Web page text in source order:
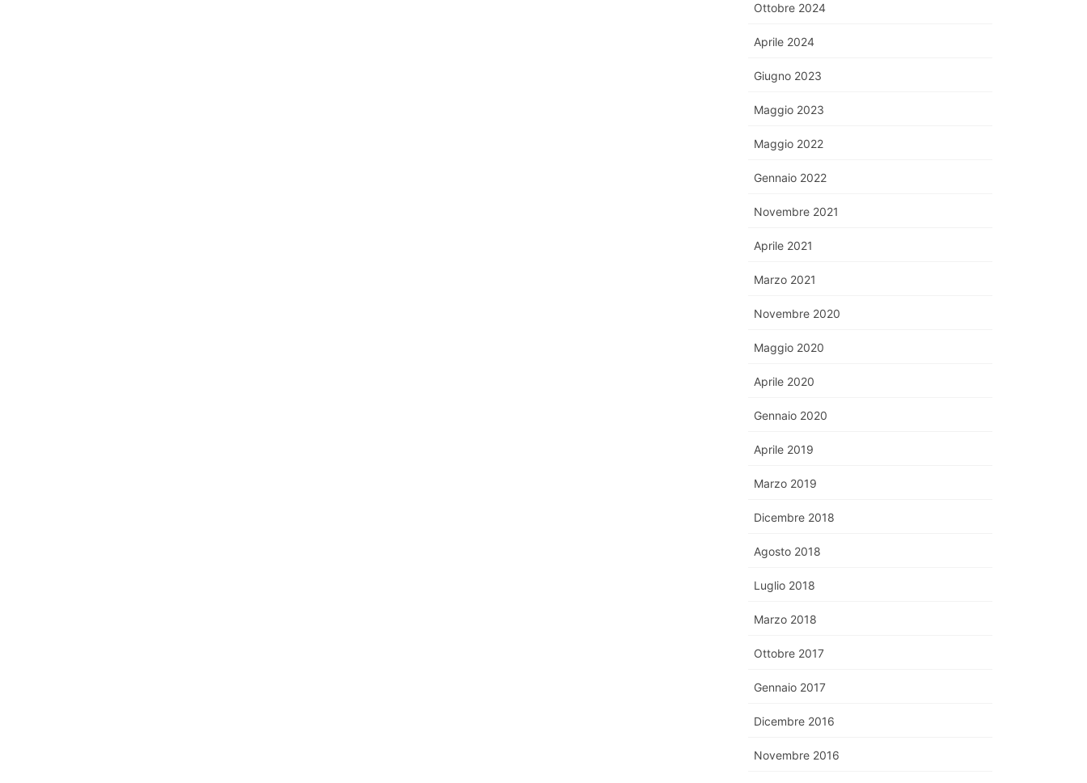
Ottobre 2024
Aprile 2024
Giugno 2023
Maggio 2023
Maggio 2022
Gennaio 2022
Novembre 2021
Aprile 2021
Marzo 2021
Novembre 2020
Maggio 2020
Aprile 2020
Gennaio 2020
Aprile 2019
Marzo 2019
Dicembre 2018
Agosto 2018
Luglio 2018
Marzo 2018
Ottobre 2017
Gennaio 2017
Dicembre 2016
Novembre 2016